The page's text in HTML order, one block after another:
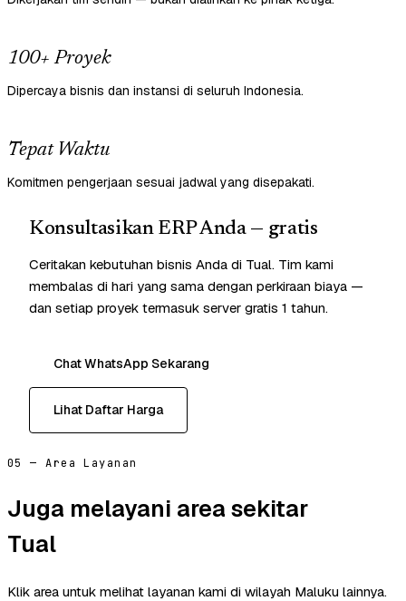
100+ Proyek
Dipercaya bisnis dan instansi di seluruh Indonesia.
Tepat Waktu
Komitmen pengerjaan sesuai jadwal yang disepakati.
Konsultasikan ERP Anda — gratis
Ceritakan kebutuhan bisnis Anda di Tual. Tim kami
membalas di hari yang sama dengan perkiraan biaya —
dan setiap proyek termasuk server gratis 1 tahun.
Chat WhatsApp Sekarang
Lihat Daftar Harga
05 — Area Layanan
Juga melayani area sekitar
Tual
Klik area untuk melihat layanan kami di wilayah Maluku lainnya.